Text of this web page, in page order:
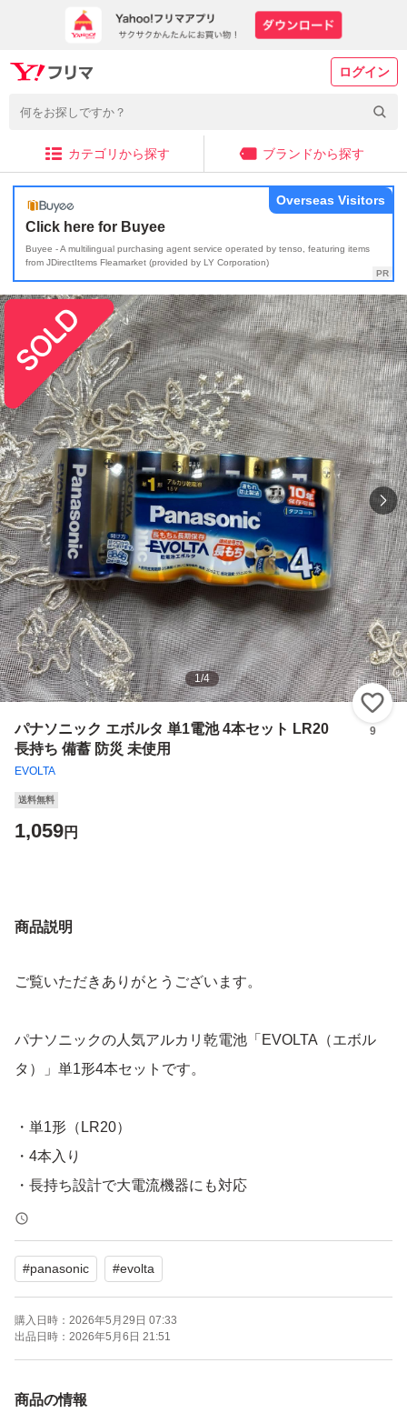
ログイン
カテゴリから探す ブランドから探す
Click here for Buyee
Buyee - A multilingual purchasing agent service operated by tenso, featuring items
from JDirectItems Fleamarket (provided by LY Corporation)
Overseas Visitors
1/4
パナソニック エボルタ 単1電池 4本セット LR20
長持ち 備蓄 防災 未使用
EVOLTA
9
送料無料
1,059円
商品説明
ご覧いただきありがとうございます。
パナソニックの人気アルカリ乾電池「EVOLTA（エボル
タ）」単1形4本セットです。
・単1形（LR20）
・4本入り
・長持ち設計で大電流機器にも対応
・長期保存可能（防災・備蓄にも最適）
懐中電灯や防災用品、アウトドア機器などにおすすめで
す。
未使用品になります。
信頼のパナソニック製で安心
#panasonic #evolta
購入日時： 2026年5月29日 07:33
出品日時： 2026年5月6日 21:51
商品の情報